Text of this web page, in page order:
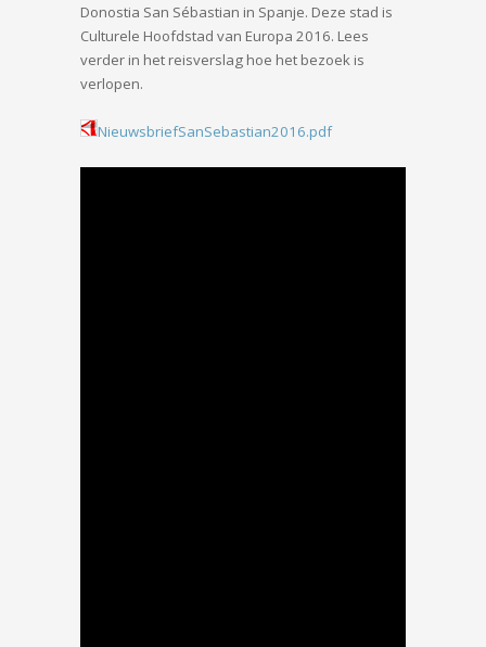
Donostia San Sébastian in Spanje. Deze stad is
Culturele Hoofdstad van Europa 2016. Lees
verder in het reisverslag hoe het bezoek is
verlopen.
NieuwsbriefSanSebastian2016.pdf